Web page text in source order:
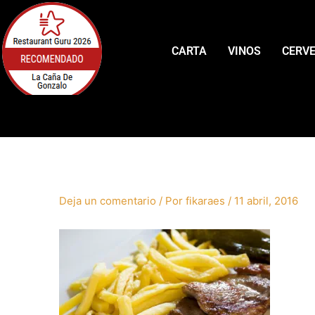
CARTA VINOS
Deja un comentario / Porfikaraes / 11 abril, 2016